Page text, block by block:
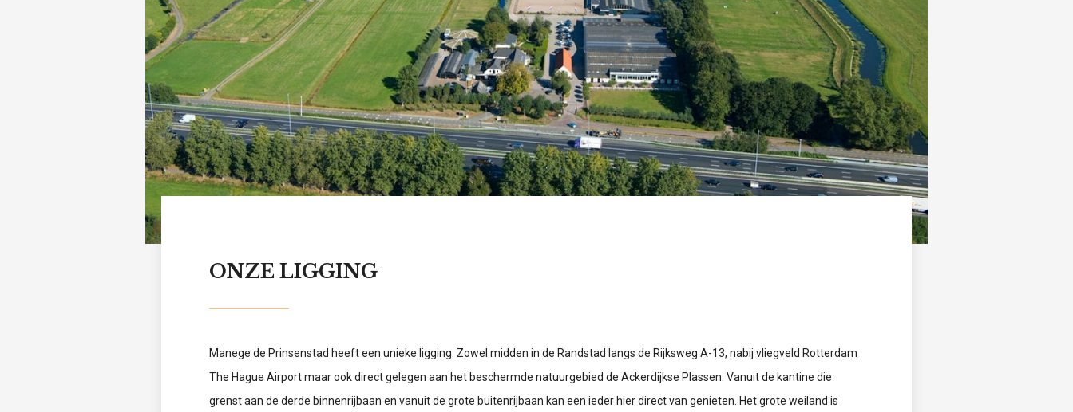
ONZE LIGGING
Manege de Prinsenstad heeft een unieke ligging. Zowel midden in de Randstad langs de Rijksweg A-13, nabij vliegveld Rotterdam
The Hague Airport maar ook direct gelegen aan het beschermde natuurgebied de Ackerdijkse Plassen. Vanuit de kantine die
grenst aan de derde binnenrijbaan en vanuit de grote buitenrijbaan kan een ieder hier direct van genieten. Het grote weiland is